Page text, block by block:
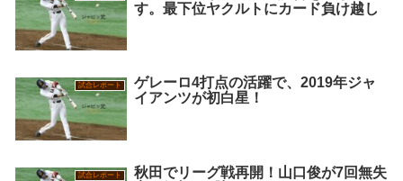
す。最下位ヤクルトにカード負け越し
試合レポート
ゲレーロ4打点の活躍で、2019年ジャ
イアンツが初白星！
試合レポート
秋田でリーグ戦再開！山口俊が7回無失